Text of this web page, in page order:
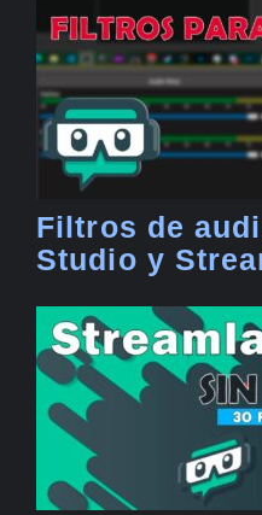
Filtros de
Studio y